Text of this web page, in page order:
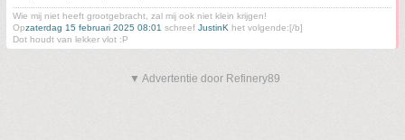
Wie mij niet heeft grootgebracht, zal mij ook niet klein krijgen!
Opzaterdag 15 februari 2025 08:01 schreef JustinK het volgende:[/b]
Dot houdt van lekker vlot :P
▼ Advertentie door Refinery89